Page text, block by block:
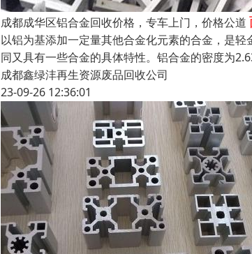
成都成华区铝合金回收价格，专车上门，价格公道
以铝为基添加一定量其他合金化元素的合金，是
同又具有一些合金的具体特性。铝合金的密度为
成都鑫绿沣再生资源废品回收公司
23-09-26 12:36:01